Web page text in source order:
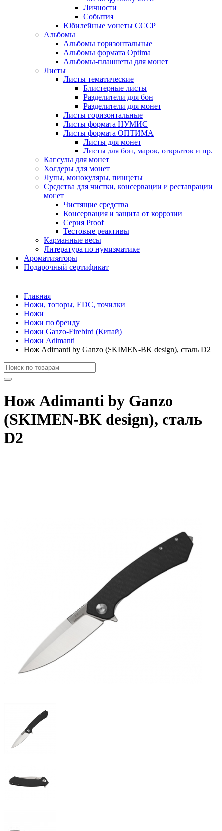
Личности
События
Юбилейные монеты СССР
Альбомы
Альбомы горизонтальные
Альбомы формата Optima
Альбомы-планшеты для монет
Листы
Листы тематические
Блистерные листы
Разделители для бон
Разделители для монет
Листы горизонтальные
Листы формата НУМИС
Листы формата ОПТИМА
Листы для монет
Листы для бон, марок, открыток и пр.
Капсулы для монет
Холдеры для монет
Лупы, монокуляры, пинцеты
Средства для чистки, консервации и реставрации
монет
Чистящие средства
Консервация и защита от коррозии
Серия Proof
Тестовые реактивы
Карманные весы
Литература по нумизматике
Ароматизаторы
Подарочный сертификат
Главная
Ножи, топоры, EDC, точилки
Ножи
Ножи по бренду
Ножи Ganzo-Firebird (Китай)
Ножи Adimanti
Нож Adimanti by Ganzo (SKIMEN-BK design), сталь D2
Нож Adimanti by Ganzo
(SKIMEN-BK design), сталь
D2